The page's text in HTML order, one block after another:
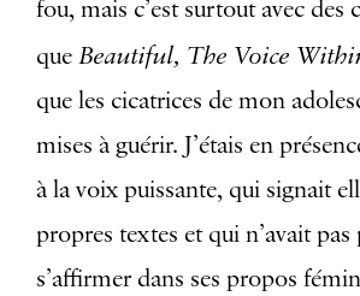
fou, mais c’est surtout avec des
que Beautiful, The Voice
que les cicatrices de mon
mises à guérir. J’étais en
à la voix puissante, qui signait
propres textes et qui n’avait pas
s’affirmer dans ses propos